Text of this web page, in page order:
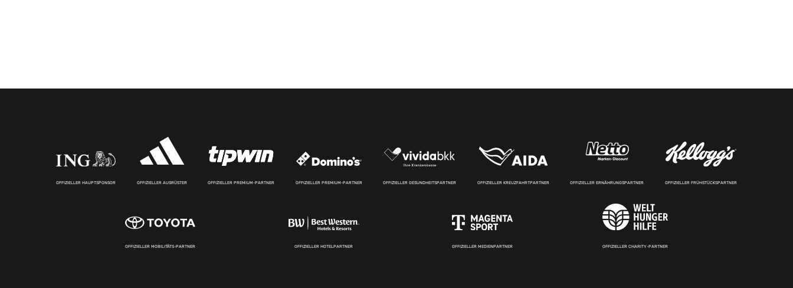
OFFIZIELLER HAUPTSPONSOR OFFIZIELLER AUSRÜSTER OFFIZIELLER PREMIUM-PARTNER OFFIZIELLER PREMIUM-PARTNER OFFIZIELLER GESUNDHEITSPARTNER OFFIZIELLER KREUZFAHRTPARTNER OFFIZIELLER ERNÄHRUNGSPARTNER OFFIZIELLER FRÜHSTÜCKSPARTNER
OFFIZIELLER MOBILITÄTS-PARTNER OFFIZIELLER HOTELPARTNER OFFIZIELLER MEDIENPARTNER OFFIZIELLER CHARITY-PARTNER